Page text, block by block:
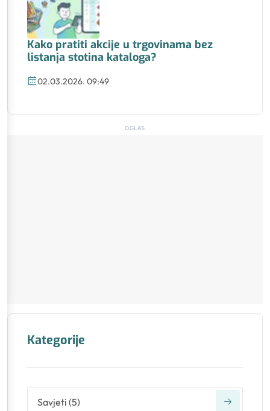
Kako pratiti akcije u trgovinama bez
listanja stotina kataloga?
02.03.2026. 09:49
OGLAS
Kategorije
Savjeti (5)